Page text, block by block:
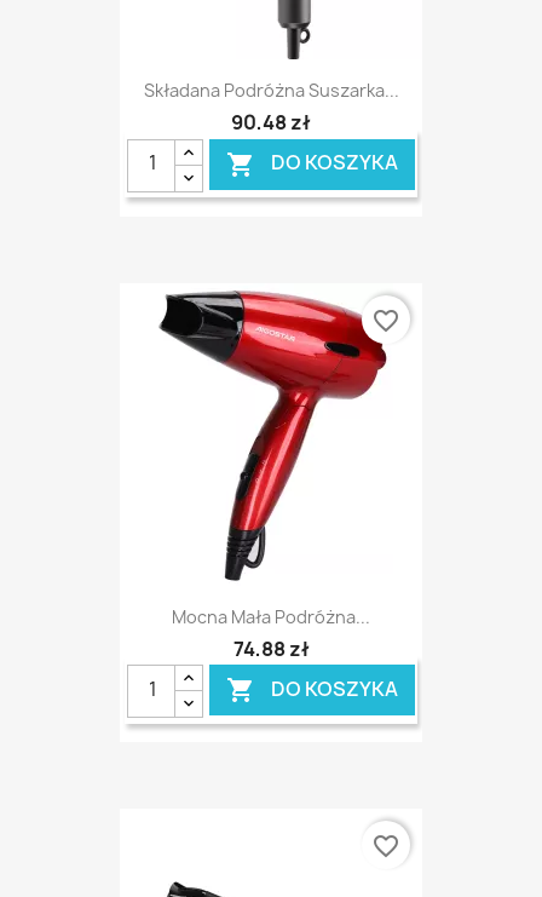
Składana Podróżna Suszarka...
90,48 zł
 DO KOSZYKA
Mocna Mała Podróżna...
74,88 zł
 DO KOSZYKA
favorite_border
favorite_border